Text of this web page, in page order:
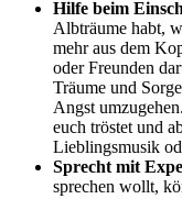
Hilfe beim
Albträume habt,
mehr aus dem
oder Freunden
Träume und
Angst
euch tröstet und
Lieblingsmusik
Sprecht mit
sprechen wollt,